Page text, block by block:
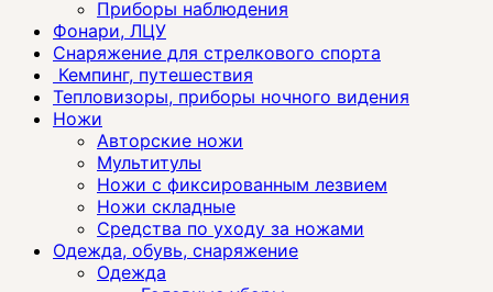
Приборы наблюдения
Фонари, ЛЦУ
Снаряжение для стрелкового спорта
Кемпинг, путешествия
Тепловизоры, приборы ночного видения
Ножи
Авторские ножи
Мультитулы
Ножи с фиксированным лезвием
Ножи складные
Средства по уходу за ножами
Одежда, обувь, снаряжение
Одежда